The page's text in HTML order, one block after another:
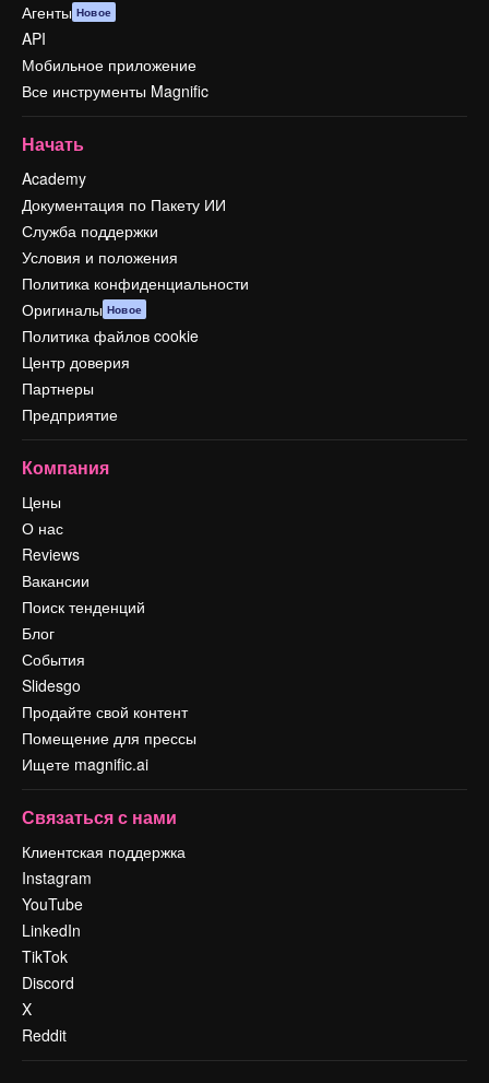
Агенты Новое
API
Мобильное приложение
Все инструменты Magnific
Начать
Academy
Документация по Пакету ИИ
Служба поддержки
Условия и положения
Политика конфиденциальности
Оригиналы Новое
Политика файлов cookie
Центр доверия
Партнеры
Предприятие
Компания
Цены
О нас
Reviews
Вакансии
Поиск тенденций
Блог
События
Slidesgo
Продайте свой контент
Помещение для прессы
Ищете magnific.ai
Связаться с нами
Клиентская поддержка
Instagram
YouTube
LinkedIn
TikTok
Discord
X
Reddit